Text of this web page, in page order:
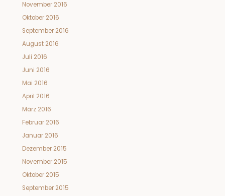
November 2016
Oktober 2016
September 2016
August 2016
Juli 2016
Juni 2016
Mai 2016
April 2016
März 2016
Februar 2016
Januar 2016
Dezember 2015
November 2015
Oktober 2015
September 2015